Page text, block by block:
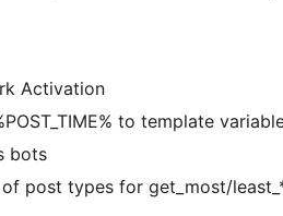
Activation
to template
bots
post types for get_most/